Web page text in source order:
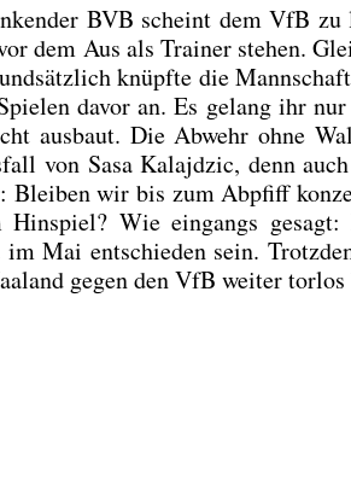
BVB scheint dem VfB zu
dem Aus als Trai­ner ste­hen.
knüpf­te die
davor an. Es gelang ihr
aus­baut. Die Abwehr ohne
von Sasa Kalajd­zic, denn
Blei­ben wir bis zum Abpfiff
Wie ein­gangs gesagt:
Mai ent­schie­den sein.
gegen den VfB wei­ter